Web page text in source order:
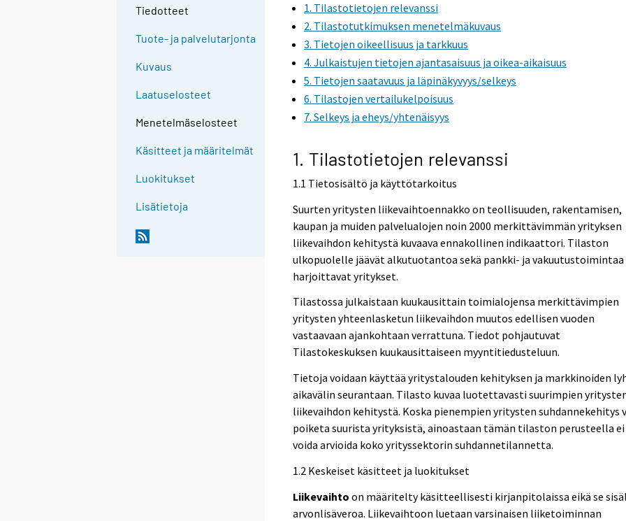
Tiedotteet
Tuote- ja palvelutarjonta
Kuvaus
Laatuselosteet
Menetelmäselosteet
Käsitteet ja määritelmät
Luokitukset
Lisätietoja
1. Tilastotietojen relevanssi
2. Tilastotutkimuksen menetelmäkuvaus
3. Tietojen oikeellisuus ja tarkkuus
4. Julkaistujen tietojen ajantasaisuus ja oikea-aikaisuus
5. Tietojen saatavuus ja läpinäkyvyys/selkeys
6. Tilastojen vertailukelpoisuus
7. Selkeys ja eheys/yhtenäisyys
1. Tilastotietojen relevanssi
1.1 Tietosisältö ja käyttötarkoitus
Suurten yritysten liikevaihtoennakko on teollisuuden, rakentamisen,
kaupan ja muiden palvelualojen noin 2000 merkittävimmän yrityksen
liikevaihdon kehitystä kuvaava ennakollinen indikaattori. Tilaston
ulkopuolelle jäävät alkutuotantoa sekä pankki- ja vakuutustoimintaa
harjoittavat yritykset.
Tilastossa julkaistaan kuukausittain toimialojensa merkittävimpien
yritysten yhteenlasketun liikevaihdon muutos edellisen vuoden
vastaavaan ajankohtaan verrattuna. Tiedot pohjautuvat
Tilastokeskuksen kuukausittaiseen myyntitiedusteluun.
Tietoja voidaan käyttää yritystalouden kehityksen ja markkinoiden
aikavälin seurantaan. Tilasto kuvaa luotettavasti suurimpien
liikevaihdon kehitystä. Koska pienempien yritysten suhdannekehitys
poiketa suurista yrityksistä, ainoastaan tämän tilaston perusteella ei
voida arvioida koko yrityssektorin suhdannetilannetta.
1.2 Keskeiset käsitteet ja luokitukset
Liikevaihto on määritelty käsitteellisesti kirjanpitolaissa eikä se
arvonlisäveroa. Liikevaihtoon luetaan varsinaisen liiketoiminnan